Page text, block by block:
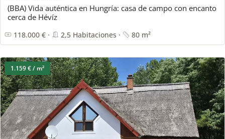
(BBA) Vida auténtica en Hungría: casa de campo con encanto
cerca de Hévíz
118.000 € · 2,5 Habitaciones · 80 m²
1.159 € / m²